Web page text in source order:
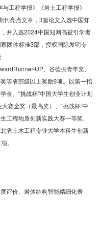
工程学报》《岩土工程学报》
刊亮点文章，3篇论文入选中国知
并入选2024中国知网高被引学者
团体标准3部，授权国际发明专
UP、谷德振青年奖、
等省部级以上奖励9项。以第一指
金、“挑战杯”中国大学生创业计划
赛金奖（最高奖）、“挑战杯”中
工程地质创新实践大赛一等奖、
省土木工程专业大学本科生创新
。
评价、岩体结构智能精细化表